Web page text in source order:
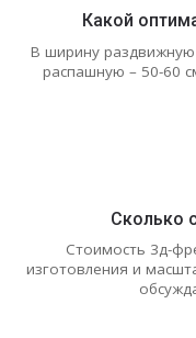
Какой
В ширину раздвижную
распашную – 50-60
Сколько
Стоимость 3д-
изготовления и